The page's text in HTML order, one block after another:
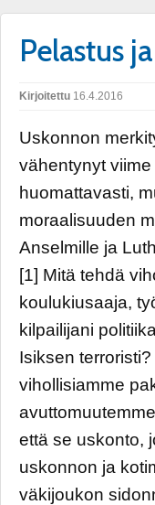
Pelastus
Kirjoitettu 16.4.2016
Uskonnon
vähentynyt
huomattavasti,
moraalisuuden
Anselmille ja
[1] Mitä tehdä
koulukiusaaja,
kilpailijani
Isiksen
vihollisiamme
että se uskonto,
uskonnon ja
väkijoukon